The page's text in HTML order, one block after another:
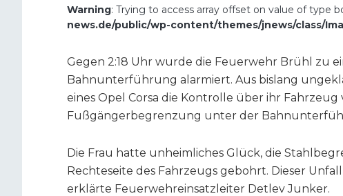
Warning: Trying to access array offset on value of type
news.de/public/wp-content/themes/jnews/class/
Gegen 2:18 Uhr wurde die Feuerwehr Brühl zu
Bahnunterführung alarmiert. Aus bislang
eines Opel Corsa die Kontrolle über ihr
Fußgängerbegrenzung unter der
Die Frau hatte unheimliches Glück, die
Rechteseite des Fahrzeugs gebohrt. Dieser
erklärte Feuerwehreinsatzleiter Detlev Junker.